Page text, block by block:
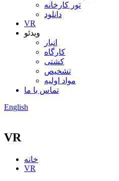
تور کارخانه
دانلود
VR
ویدئو
انبار
کارگاه
کشتی
تشخیص
مواد اولیه
تماس با ما
English
VR
خانه
VR